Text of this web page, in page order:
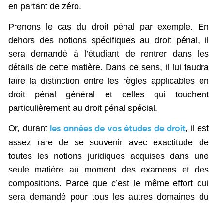
en partant de zéro.
Prenons le cas du droit pénal par exemple. En
dehors des notions spécifiques au droit pénal, il
sera demandé à l’étudiant de rentrer dans les
détails de cette matière. Dans ce sens, il lui faudra
faire la distinction entre les règles applicables en
droit pénal général et celles qui touchent
particulièrement au droit pénal spécial.
Or, durant les années de vos études de droit, il est
assez rare de se souvenir avec exactitude de
toutes les notions juridiques acquises dans une
seule matière au moment des examens et des
compositions. Parce que c’est le même effort qui
sera demandé pour tous les autres domaines du